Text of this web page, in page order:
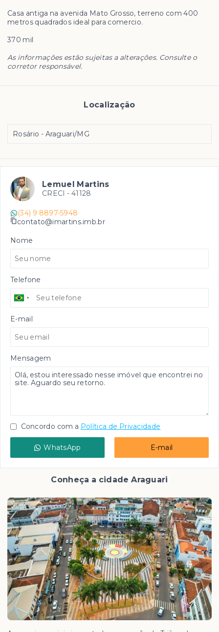
Casa antiga na avenida Mato Grosso, terreno com 400
metros quadrados ideal para comercio.
370 mil
As informações estão sujeitas a alterações. Consulte o
corretor responsável.
Localização
Rosário - Araguari/MG
Lemuel Martins
CRECI - 41128
(34) 9 8897-5948
contato@imartins.imb.br
Nome
Telefone
E-mail
Mensagem
Concordo com a Política de Privacidade
WhatsApp E-mail
Conheça a cidade Araguari